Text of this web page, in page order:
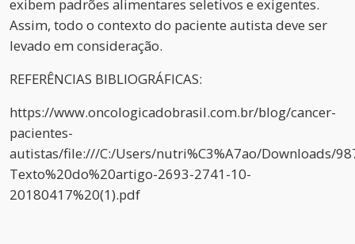
exibem padrões alimentares seletivos e exigentes.
Assim, todo o contexto do paciente autista deve ser
levado em consideração.
REFERÊNCIAS BIBLIOGRÁFICAS:
https://www.oncologicadobrasil.com.br/blog/cancer-
pacientes-
autistas/file:///C:/Users/nutri%C3%A7ao/Downloads/
Texto%20do%20artigo-2693-2741-10-
20180417%20(1).pdf